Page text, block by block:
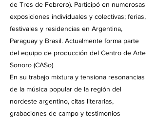
de Tres de Febrero). Participó en numerosas
exposiciones individuales y colectivas; ferias,
festivales y residencias en Argentina,
Paraguay y Brasil. Actualmente forma parte
del equipo de producción del Centro de Arte
Sonoro (CASo).
En su trabajo mixtura y tensiona resonancias
de la música popular de la región del
nordeste argentino, citas literarias,
grabaciones de campo y testimonios